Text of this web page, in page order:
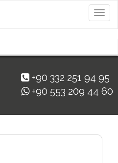
Menü
+90 332 251 94 95
+90 553 209 44 60